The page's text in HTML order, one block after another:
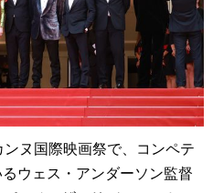
ヌ国際映画祭で、コンペテ
ウェス・アンダーソン監督